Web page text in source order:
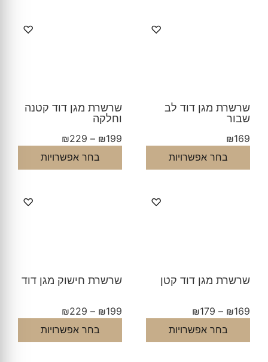
♡
שרשרת מגן דוד לב
שבור
₪169
בחר אפשרויות
♡
שרשרת מגן דוד קטנה
וחלקה
₪199
–
₪229
בחר אפשרויות
♡
שרשרת מגן דוד קטן
₪169
–
₪179
בחר אפשרויות
♡
שרשרת חישוק מגן דוד
₪199
–
₪229
בחר אפשרויות